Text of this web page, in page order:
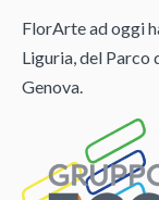
FlorArte ad oggi
Liguria, del
Genova.